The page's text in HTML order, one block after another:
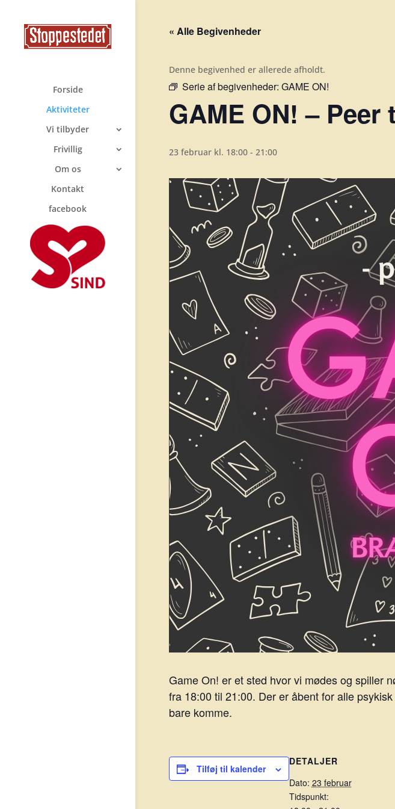
Forside
Aktiviteter
Vi tilbyder
Frivillig
Om os
Kontakt
facebook
« Alle Begivenheder
Denne begivenhed er allerede afholdt.
Serie af begivenheder: GAME ON!
GAME ON! – Peer
23 februar kl. 18:00- 21:00
Game On! er et sted hvor vi mødes og spiller
fra 18:00 til 21:00. Der er åbent for alle
bare komme.
Tilføj til kalender
DETALJER
Dato: 23 februar
Tidspunkt: